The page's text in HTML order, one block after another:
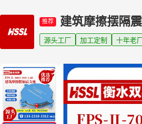
推荐 建筑摩擦摆隔
源头工厂 加工定制 十年老